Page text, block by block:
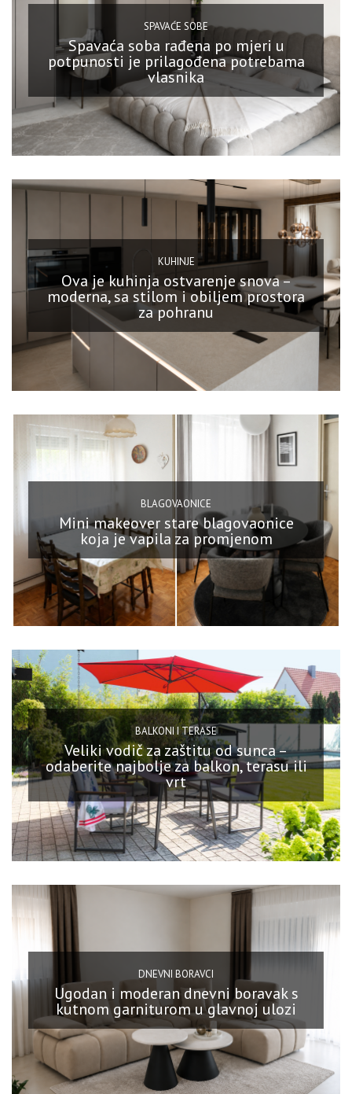
SPAVAĆE SOBE
Spavaća soba rađena po mjeri u
potpunosti je prilagođena potrebama
vlasnika
KUHINJE
Ova je kuhinja ostvarenje snova –
moderna, sa stilom i obiljem prostora
za pohranu
BLAGOVAONICE
Mini makeover stare blagovaonice
koja je vapila za promjenom
BALKONI I TERASE
Veliki vodič za zaštitu od sunca –
odaberite najbolje za balkon, terasu ili
vrt
DNEVNI BORAVCI
Ugodan i moderan dnevni boravak s
kutnom garniturom u glavnoj ulozi